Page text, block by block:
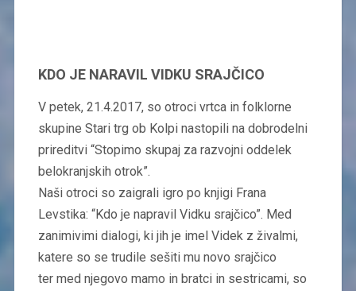
KDO JE NARAVIL VIDKU SRAJČICO
V petek, 21.4.2017, so otroci vrtca in folklorne
skupine Stari trg ob Kolpi nastopili na dobrodelni
prireditvi “Stopimo skupaj za razvojni oddelek
belokranjskih otrok”.
Naši otroci so zaigrali igro po knjigi Frana
Levstika: “Kdo je napravil Vidku srajčico”. Med
zanimivimi dialogi, ki jih je imel Videk z živalmi,
katere so se trudile sešiti mu novo srajčico
ter med njegovo mamo in bratci in sestricami, so